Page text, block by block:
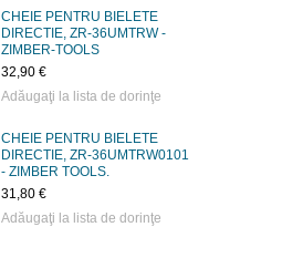
CHEIE PENTRU BIELETE
DIRECTIE, ZR-36UMTRW -
ZIMBER-TOOLS
32,90 €
Adăugaţi la lista de dorinţe
CHEIE PENTRU BIELETE
DIRECTIE, ZR-36UMTRW0101
- ZIMBER TOOLS.
31,80 €
Adăugaţi la lista de dorinţe